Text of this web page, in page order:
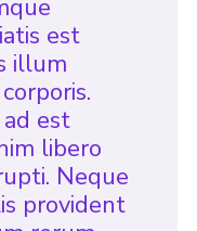
est
illum
est
libero
Neque
provident